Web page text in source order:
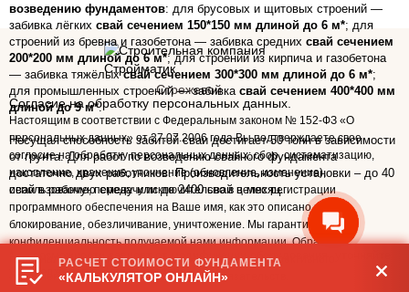
возведению фундаментов: для брусовых и щитовых строений —
забивка лёгких свай сечением 150*150 мм длиной до 6 м*; для
строений из бревна и газобетона — забивка средних свай сечением
200*200 мм длиной до 6 м*; для строений из кирпича и газобетона
— забивка тяжёлыхсвай сечением 300*300 мм длиной до 6 м*;
для промышленных строений — забивка свай сечением 400*400 мм
длиной до 9 м*.
Несущая способность забитой сваи достигает 50 тонн в зависимости
от грунта. Для работ по возведению свайного фундамента
достаточно двух работников. Производительность установки – до 40
свай в рабочую смену или до 2400 свай в месяц.
* — возможности зависят от модификации оборудования, уточняйте
у менеджеров в Вашем регионе
Стрежевой
Согласие на обработку персональных данных.
Настоящим в соответствии с Федеральным законом № 152-ФЗ «О
персональных данных» от 27.07.2006 года Вы подтверждаете свое
согласие на обработку персональных данных: сбор, систематизацию,
накопление, хранение, уточнение (обновление, изменение),
использование, передачу исключительно в целях регистрации
программного обеспечения на Ваше имя, как это описано ниже,
блокирование, обезличивание, уничтожение. Мы гарантируем
конфиденциальность получаемой нами информации. Обработка
персональных данных осуществляется в целях эффективного
исполнения заказов, договоров и иных обязательств.
РАСЧЁТ СТОИМОСТИ ФУНДАМЕНТА
«КАЛЬКУЛЯТОР ОНЛАЙН»